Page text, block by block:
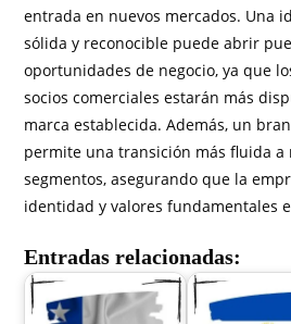
entrada en nuevos mercados. Una
sólida y reconocible puede abrir
oportunidades de negocio, ya que
socios comerciales estarán más
marca establecida. Además, un
permite una transición más fluida a
segmentos, asegurando que la
identidad y valores fundamentales
Entradas relacionadas: